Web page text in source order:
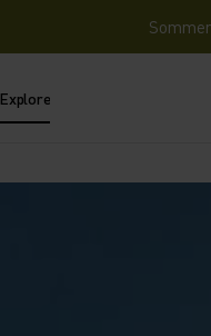
Explore